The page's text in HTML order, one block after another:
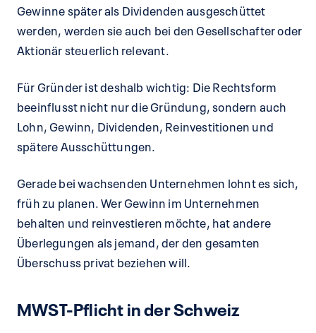
Gewinne später als Dividenden ausgeschüttet
werden, werden sie auch bei den Gesellschafter oder
Aktionär steuerlich relevant.
Für Gründer ist deshalb wichtig: Die Rechtsform
beeinflusst nicht nur die Gründung, sondern auch
Lohn, Gewinn, Dividenden, Reinvestitionen und
spätere Ausschüttungen.
Gerade bei wachsenden Unternehmen lohnt es sich,
früh zu planen. Wer Gewinn im Unternehmen
behalten und reinvestieren möchte, hat andere
Überlegungen als jemand, der den gesamten
Überschuss privat beziehen will.
MWST-Pflicht in der Schweiz